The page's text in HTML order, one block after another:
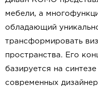
мебели, а
обладающий
трансформировать
пространства. Его
базируется на
современных